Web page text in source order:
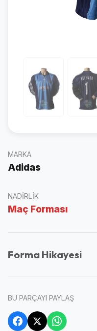
MARKA
Adidas
NADIRLIK
Maç Forması
Forma Hikayesi
BU PARÇAYI PAYLAŞ